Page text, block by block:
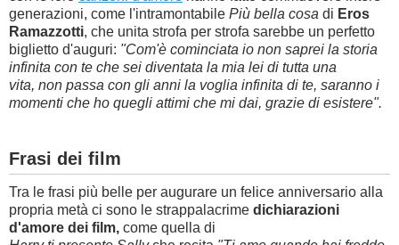
generazioni, come l'intramontabile Più bella cosa di Eros
Ramazzotti, che unita strofa per strofa sarebbe un perfetto
biglietto d'auguri: "Com'è cominciata io non saprei la storia
infinita con te che sei diventata la mia lei di tutta una
vita, non passa con gli anni la voglia infinita di te, saranno i
momenti che ho quegli attimi che mi dai, grazie di esistere".
Frasi dei film
Tra le frasi più belle per augurare un felice anniversario alla
propria metà ci sono le strappalacrime dichiarazioni
d'amore dei film, come quella di